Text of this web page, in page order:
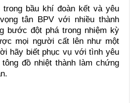
bầu khí đoàn kết và yêu
tân BPV với nhiều thành
bước đột phá trong nhiệm kỳ
mọi người cất lên như một
hãy biết phục vụ với tình yêu
đồ nhiệt thành làm chứng